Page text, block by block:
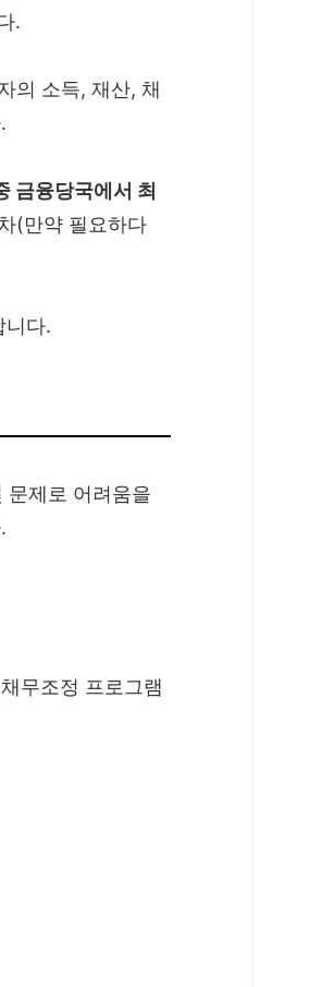
.
의 소득, 재산, 채
금융당국에서 최
(만약 필요하다
니다.
문제로 어려움을
무조정 프로그램